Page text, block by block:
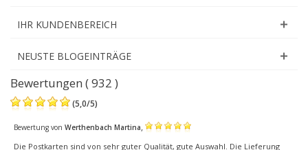
IHR KUNDENBEREICH
NEUSTE BLOGEINTRÄGE
Bewertungen ( 932 )
(5,0/5)
Bewertung von Werthenbach Martina,
Die Postkarten sind von sehr guter Qualität, gute Auswahl. Die Lieferung